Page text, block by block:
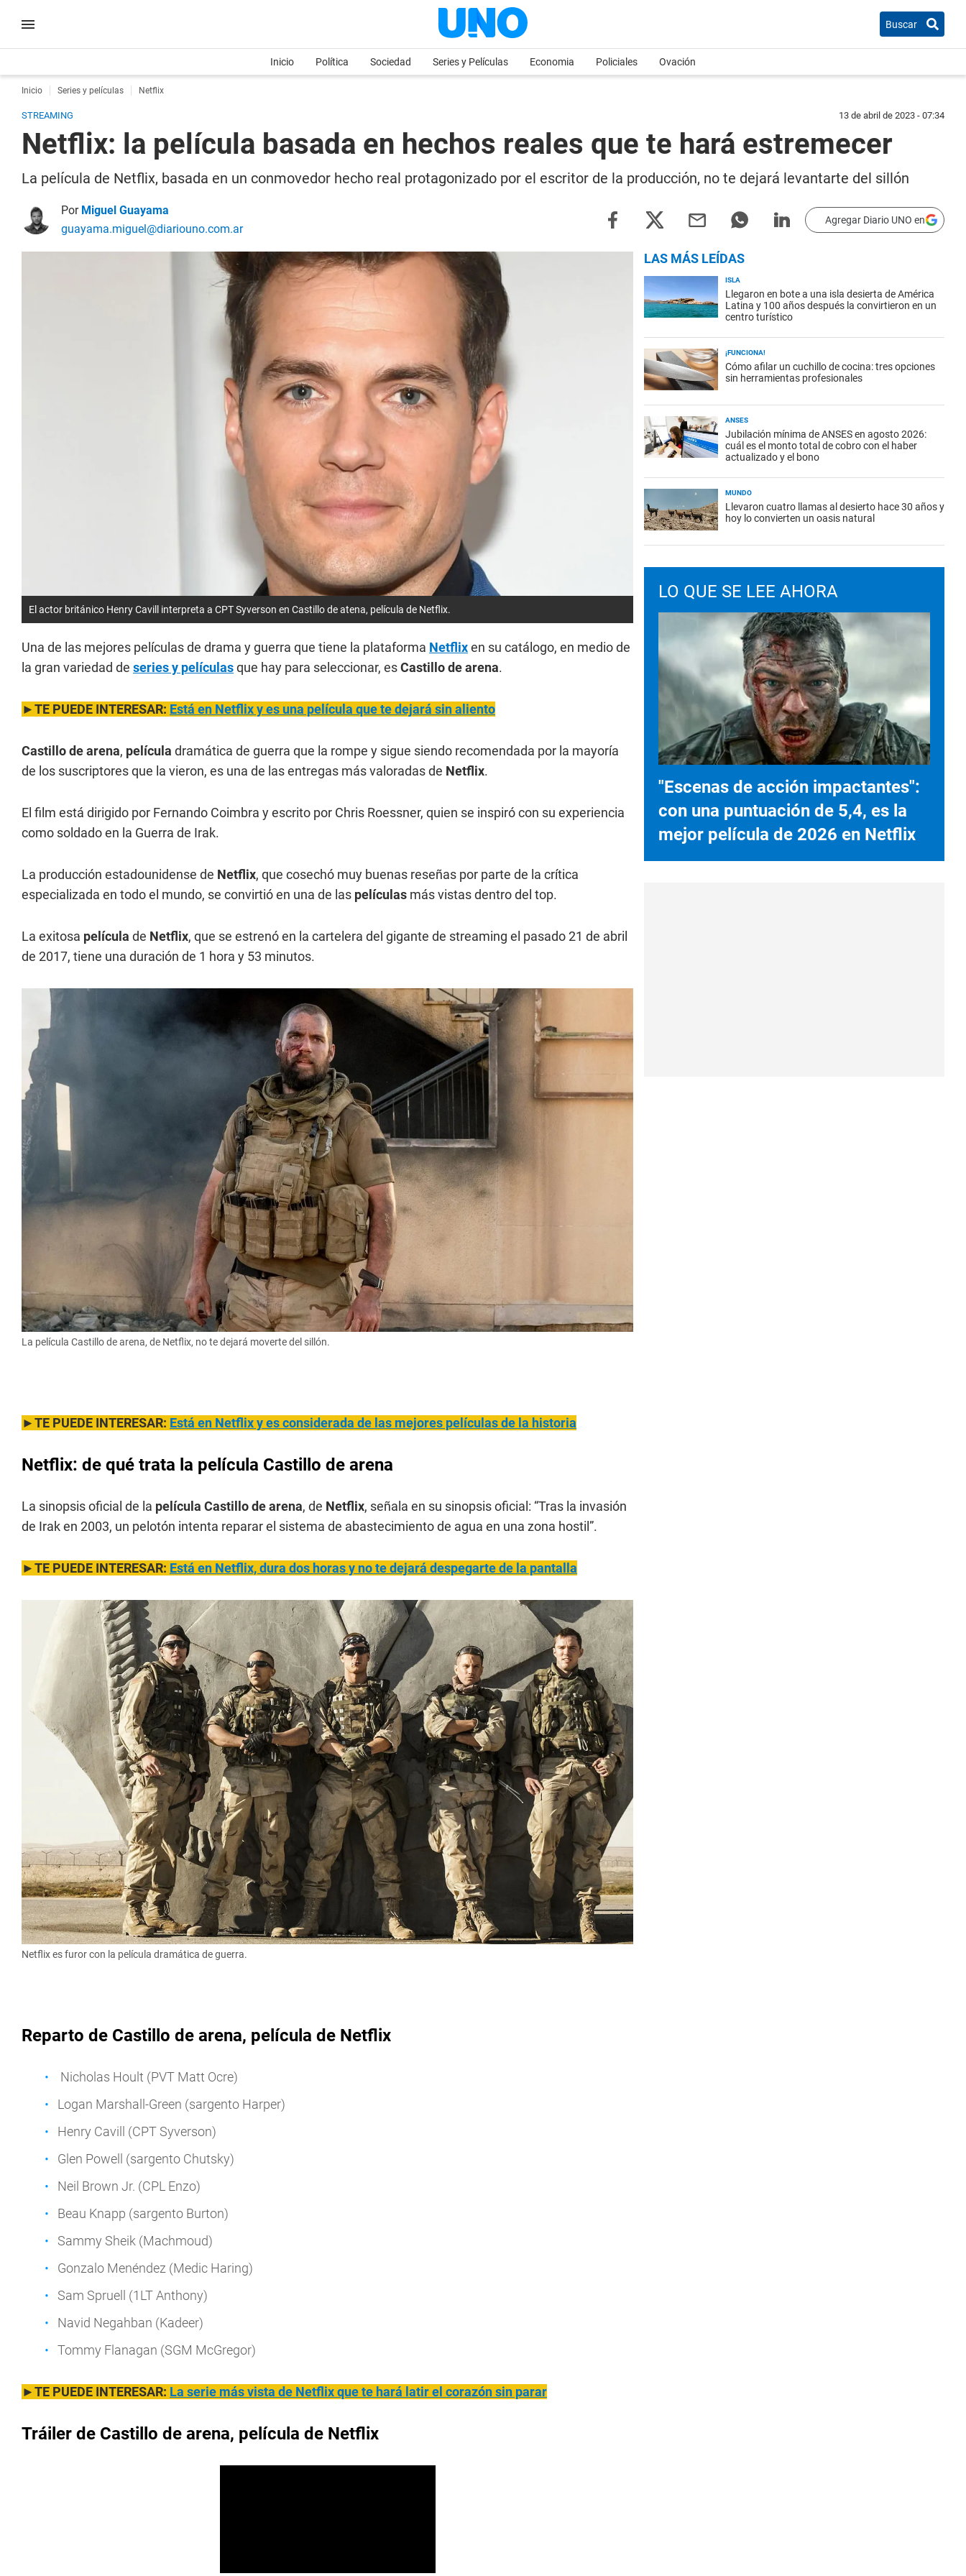
Buscar
Inicio Política Sociedad Series y Películas Economia Policiales Ovación
Inicio Series y películas Netflix
STREAMING 13 de abril de 2023 - 07:34
Netflix: la película basada en hechos reales que te hará estremecer
La película de Netflix, basada en un conmovedor hecho real protagonizado por el escritor de la producción, no te dejará levantarte del sillón
Por Miguel Guayama
guayama.miguel@diariouno.com.ar
Agregar Diario UNO en
El actor británico Henry Cavill interpreta a CPT Syverson en Castillo de atena, película de Netflix.
Una de las mejores películas de drama y guerra que tiene la plataforma Netflixen su catálogo, en medio de
la gran variedad de series y películasque hay para seleccionar, esCastillo de arena.
►TE PUEDE INTERESAR: Está en Netflix y es una película que te dejará sin aliento
Castillo de arena, película dramática de guerra que la rompe y sigue siendo recomendada por la mayoría
de los suscriptores que la vieron, es una de las entregas más valoradas de Netflix.
El film está dirigido por Fernando Coimbra y escrito por Chris Roessner, quien se inspiró con su experiencia
como soldado en la Guerra de Irak.
La producción estadounidense de Netflix, que cosechó muy buenas reseñas por parte de la crítica
especializada en todo el mundo, se convirtió en una de las películas más vistas dentro del top.
La exitosa película de Netflix, que se estrenó en la cartelera del gigante de streaming el pasado 21 de abril
de 2017, tiene una duración de 1 hora y 53 minutos.
La película Castillo de arena, de Netflix, no te dejará moverte del sillón.
►TE PUEDE INTERESAR: Está en Netflix y es considerada de las mejores películas de la historia
Netflix: de qué trata la película Castillo de arena
La sinopsis oficial de la película Castillo de arena, de Netflix, señala en su sinopsis oficial: “Tras la invasión
de Irak en 2003, un pelotón intenta reparar el sistema de abastecimiento de agua en una zona hostil”.
►TE PUEDE INTERESAR: Está en Netflix, dura dos horas y no te dejará despegarte de la pantalla
Netflix es furor con la película dramática de guerra.
Reparto de Castillo de arena, película de Netflix
Nicholas Hoult (PVT Matt Ocre)
Logan Marshall-Green (sargento Harper)
Henry Cavill (CPT Syverson)
Glen Powell (sargento Chutsky)
Neil Brown Jr. (CPL Enzo)
Beau Knapp (sargento Burton)
Sammy Sheik (Machmoud)
Gonzalo Menéndez (Medic Haring)
Sam Spruell (1LT Anthony)
Navid Negahban (Kadeer)
Tommy Flanagan (SGM McGregor)
►TE PUEDE INTERESAR: La serie más vista de Netflix que te hará latir el corazón sin parar
Tráiler de Castillo de arena, película de Netflix
LAS MÁS LEÍDAS
ISLA
Llegaron en bote a una isla desierta de América
Latina y 100 años después la convirtieron en un
centro turístico
¡FUNCIONA!
Cómo afilar un cuchillo de cocina: tres opciones
sin herramientas profesionales
ANSES
Jubilación mínima de ANSES en agosto 2026:
cuál es el monto total de cobro con el haber
actualizado y el bono
MUNDO
Llevaron cuatro llamas al desierto hace 30 años y
hoy lo convierten un oasis natural
LO QUE SE LEE AHORA
"Escenas de acción impactantes":
con una puntuación de 5,4, es la
mejor película de 2026 en Netflix